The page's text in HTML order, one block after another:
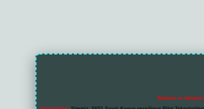
Reklam ve İletişim: